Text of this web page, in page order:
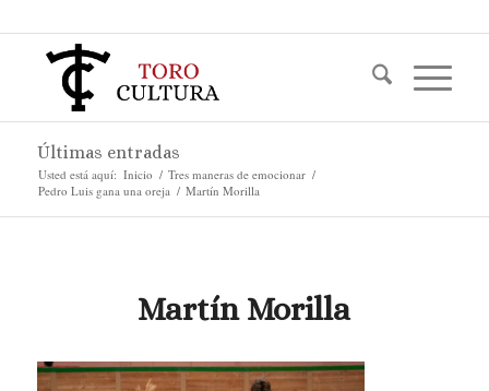
Últimas entradas
Usted está aquí: Inicio / Tres maneras de emocionar /
Pedro Luis gana una oreja / Martín Morilla
Martín Morilla